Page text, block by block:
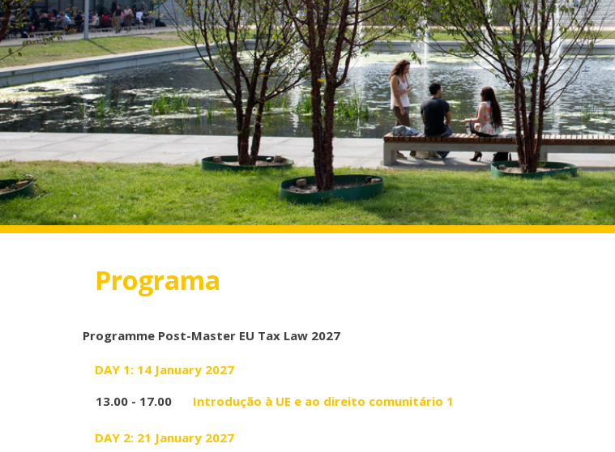
Programa
Programme Post-Master EU Tax Law 2027
DAY 1: 14 January 2027
13.00 - 17.00
Introdução à UE e ao direito comunitário 1
DAY 2: 21 January 2027